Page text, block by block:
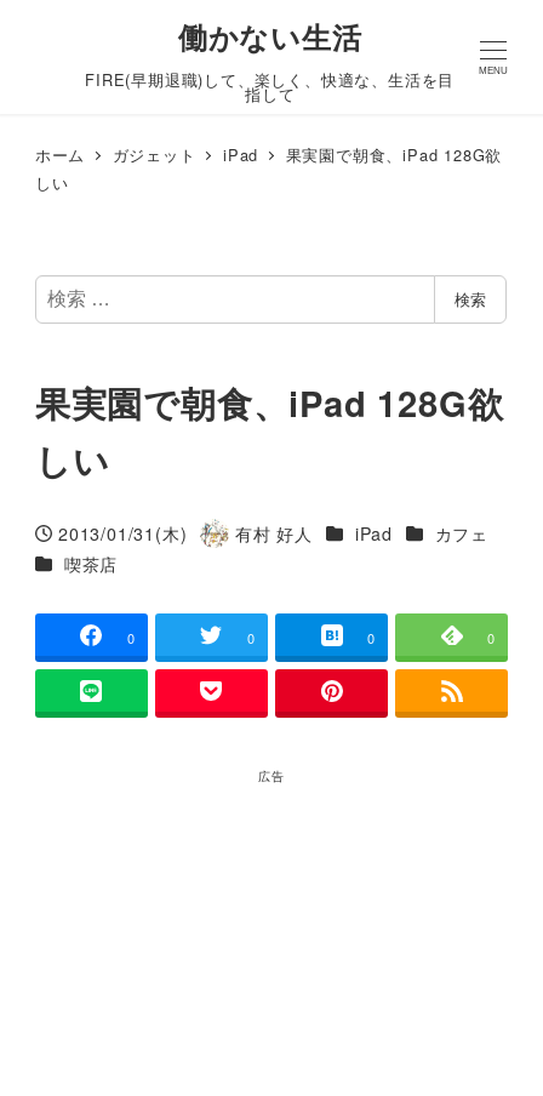
働かない生活
FIRE(早期退職)して、楽しく、快適な、生活を目
指して
MENU
ホーム ガジェット iPad
果実園で朝食、iPad 128G欲
しい
検
索
検索
果実園で朝食、iPad 128G欲
しい
投稿日
2013/01/31(木)
著
有村 好人 カテゴリー
iPad カテゴリー
カフェ
カテゴリー
喫茶店
0 0 0 0
広告